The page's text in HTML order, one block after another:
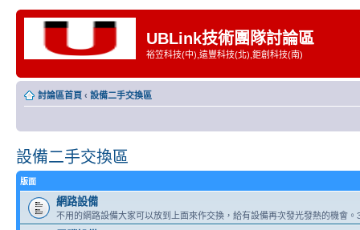
UBLink技術團隊討論區
裕笠科技(中),遠豐科技(北),鉅創科技(南)
討論區首頁 ‹ 設備二手交換區
設備二手交換區
版面
網路設備
不用的網路設備大家可以放到上面來作交換，給有設備再次發光發熱的機會。